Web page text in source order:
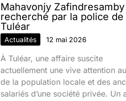
Mahavonjy Zafindresamby
recherché par la police de
Tuléar
Actualités 12 mai 2026
À Tuléar, une affaire suscite
actuellement une vive attention
de la population locale et des
salariés d’une société privée. Un